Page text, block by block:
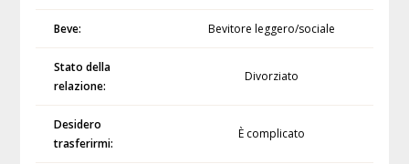
Beve: Bevitore leggero/sociale
Stato della
relazione:
Divorziato
Desidero
trasferirmi:
È complicato